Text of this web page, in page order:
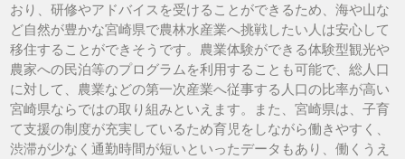
おり、研修やアドバイスを受けることができるため、海や山な
ど自然が豊かな宮崎県で農林水産業へ挑戦したい人は安心して
移住することができそうです。農業体験ができる体験型観光や
農家への民泊等のプログラムを利用することも可能で、総人口
に対して、農業などの第一次産業へ従事する人口の比率が高い
宮崎県ならではの取り組みといえます。また、宮崎県は、子育
て支援の制度が充実しているため育児をしながら働きやすく、
渋滞が少なく通勤時間が短いといったデータもあり、働くうえ